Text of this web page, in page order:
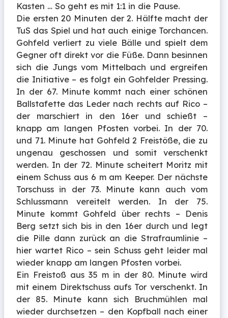
Kasten … So geht es mit 1:1 in die Pause.
Die ersten 20 Minuten der 2. Hälfte macht der
TuS das Spiel und hat auch einige Torchancen.
Gohfeld verliert zu viele Bälle und spielt dem
Gegner oft direkt vor die Füße. Dann besinnen
sich die Jungs vom Mittelbach und ergreifen
die Initiative – es folgt ein Gohfelder Pressing.
In der 67. Minute kommt nach einer schönen
Ballstafette das Leder nach rechts auf Rico –
der marschiert in den 16er und schießt –
knapp am langen Pfosten vorbei. In der 70.
und 71. Minute hat Gohfeld 2 Freistöße, die zu
ungenau geschossen und somit verschenkt
werden. In der 72. Minute scheitert Moritz mit
einem Schuss aus 6 m am Keeper. Der nächste
Torschuss in der 73. Minute kann auch vom
Schlussmann vereitelt werden. In der 75.
Minute kommt Gohfeld über rechts – Denis
Berg setzt sich bis in den 16er durch und legt
die Pille dann zurück an die Strafraumlinie –
hier wartet Rico – sein Schuss geht leider mal
wieder knapp am langen Pfosten vorbei.
Ein Freistoß aus 35 m in der 80. Minute wird
mit einem Direktschuss aufs Tor verschenkt. In
der 85. Minute kann sich Bruchmühlen mal
wieder durchsetzen – den Kopfball nach einer